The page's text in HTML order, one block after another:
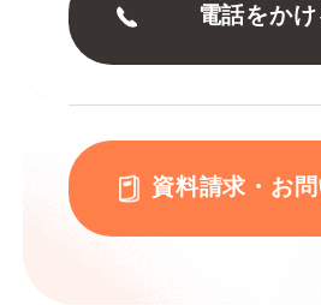
電話をかけ
資料請求・お